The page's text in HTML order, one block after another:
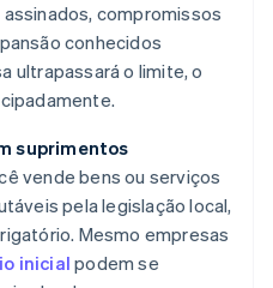
compromissos
conhecidos
ultrapassará o limite, o
suprimentos
vende bens ou serviços
pela legislação local,
Mesmo empresas
inicial podem se